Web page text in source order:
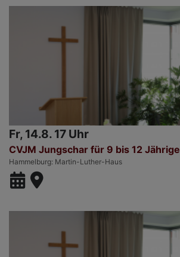
Fr, 14.8. 17 Uhr
CVJM Jungschar für 9 bis 12 Jährige
Hammelburg Martin-Luther-Haus